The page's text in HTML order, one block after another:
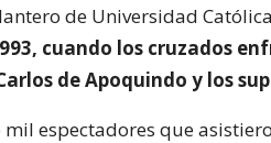
de Universidad
cuando los cruzados
de Apoquindo y los
mil espectadores que